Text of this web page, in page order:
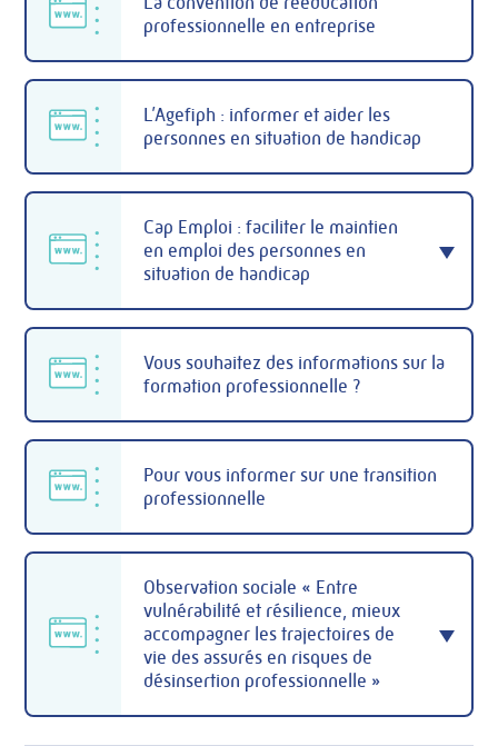
professionnelle en entreprise
L’Agefiph : informer et aider les
personnes en situation de handicap
Cap Emploi : faciliter le maintien
en emploi des personnes en
situation de handicap
Vous souhaitez des informations sur la
formation professionnelle ?
Pour vous informer sur une transition
professionnelle
Observation sociale « Entre
vulnérabilité et résilience, mieux
accompagner les trajectoires de
vie des assurés en risques de
désinsertion professionnelle »